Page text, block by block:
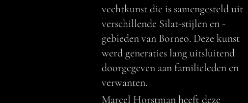
vechtkunst die is samengesteld uit
verschillende Silat-stijlen en -
gebieden van Borneo. Deze kunst
werd generaties lang uitsluitend
doorgegeven aan familieleden en
verwanten.
Marcel Horstman heeft deze